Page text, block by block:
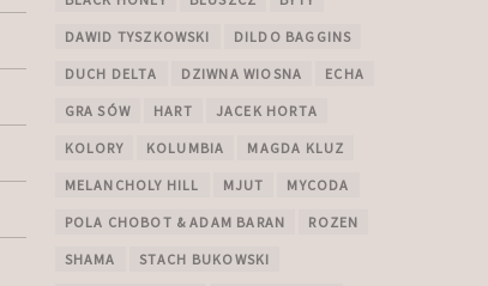
DAWID TYSZKOWSKI DILDO BAGGINS
DUCH DELTA DZIWNA WIOSNA ECHA
GRA SÓW HART JACEK HORTA
KOLORY KOLUMBIA MAGDA KLUZ
MELANCHOLY HILL MJUT MYCODA
POLA CHOBOT & ADAM BARAN ROZEN
SHAMA STACH BUKOWSKI